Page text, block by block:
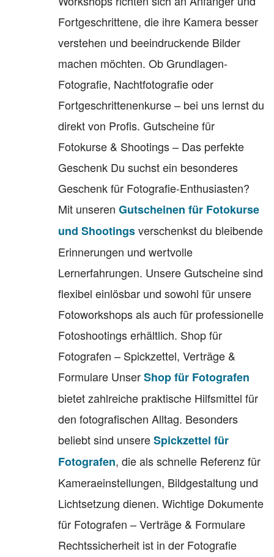
Fortgeschrittene, die ihre Kamera besser
verstehen und beeindruckende Bilder
machen möchten. Ob Grundlagen-
Fotografie, Nachtfotografie oder
Fortgeschrittenenkurse – bei uns lernst du
direkt von Profis. Gutscheine für
Fotokurse & Shootings – Das perfekte
Geschenk Du suchst ein besonderes
Geschenk für Fotografie-Enthusiasten?
Mit unseren Gutscheinen für Fotokurse
und Shootingsverschenkst du bleibende
Erinnerungen und wertvolle
Lernerfahrungen. Unsere Gutscheine sind
flexibel einlösbar und sowohl für unsere
Fotoworkshops als auch für professionelle
Fotoshootings erhältlich. Shop für
Fotografen – Spickzettel, Verträge &
Formulare UnserShop für Fotografen
bietet zahlreiche praktische Hilfsmittel für
den fotografischen Alltag. Besonders
beliebt sind unsereSpickzettel für
Fotografen, die als schnelle Referenz für
Kameraeinstellungen, Bildgestaltung und
Lichtsetzung dienen. Wichtige Dokumente
für Fotografen – Verträge & Formulare
Rechtssicherheit ist in der Fotografie